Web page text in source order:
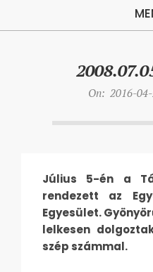
On: 2016-
Július 5-én a
rendezett az
Egyesület.
lelkesen
szép számmal.